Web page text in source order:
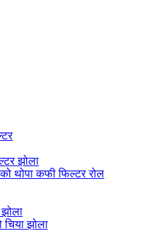
झोला
थोपा कफी फिल्टर रोल
झोला